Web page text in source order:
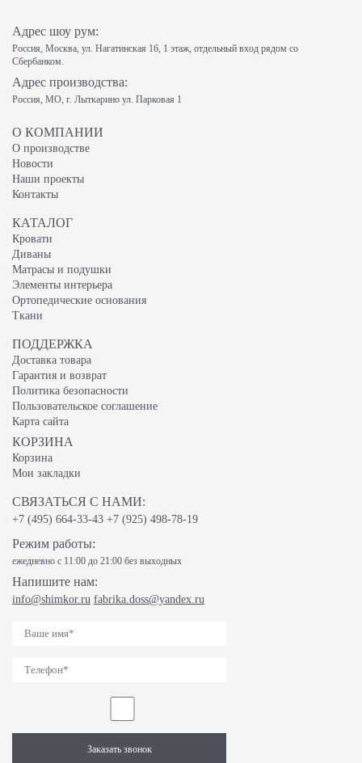
Адрес шоу рум:
Россия, Москва, ул. Нагатинская 16, 1 этаж, отдельный вход рядом со
Сбербанком.
Адрес производства:
Россия, МО, г. Лыткарино ул. Парковая 1
О КОМПАНИИ
О производстве
Новости
Наши проекты
Контакты
КАТАЛОГ
Кровати
Диваны
Матрасы и подушки
Элементы интерьера
Ортопедические основания
Ткани
ПОДДЕРЖКА
Доставка товара
Гарантия и возврат
Политика безопасности
Пользовательское соглашение
Карта сайта
КОРЗИНА
Корзина
Мои закладки
СВЯЗАТЬСЯ С НАМИ:
+7 (495) 664-33-43 +7 (925) 498-78-19
Режим работы:
ежедневно с 11:00 до 21:00 без выходных
Напишите нам:
info@shimkor.ru fabrika.doss@yandex.ru